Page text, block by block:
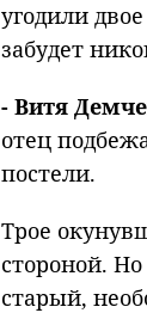
угодили
забудет
- Витя
отец
постели.
Трое
стороной.
старый,